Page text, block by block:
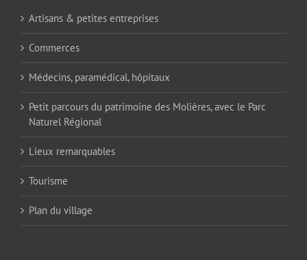
Artisans & petites entreprises
Commerces
Médecins, paramédical, hôpitaux
Petit parcours du patrimoine des Molières, avec le Parc
Naturel Régional
Lieux remarquables
Tourisme
Plan du village